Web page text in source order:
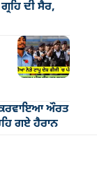
ਦੀ ਸੈਰ,
ਕਰਵਾਇਆ ਔਰਤ
ਗਏ ਹੈਰਾਨ